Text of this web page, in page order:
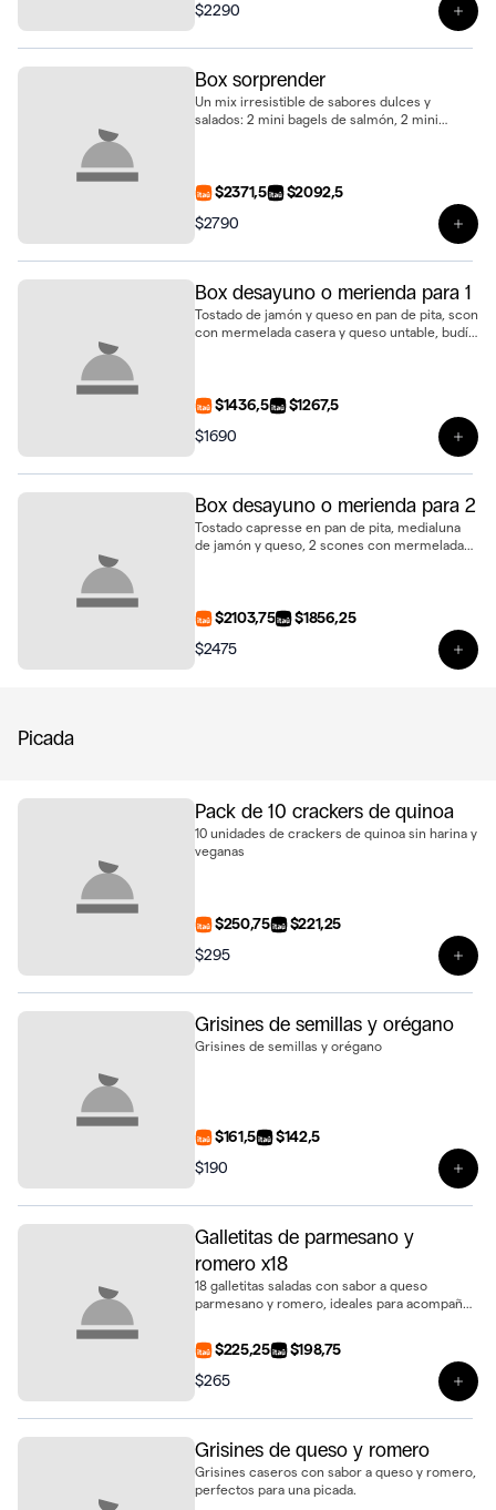
$2290
Ver
Box sorprender
Un mix irresistible de sabores dulces y
salados: 2 mini bagels de salmón, 2 mini
tomate, huevo duro y mayonesa, 2 mini
scones de queso, 2 bollos, 2 mini tartaletas de
limón y merengue, 2 budincitos de limón y
medianas, 2 brownies con dulce de leche y
de naranja natural
$2371,5
$2092,5
$2790
Ver
Box desayuno o merienda para 1
Tostado de jamón y queso en pan de pita, scon
con mermelada casera y queso untable, budín
$1436,5
$1267,5
$1690
Ver
Box desayuno o merienda para 2
Tostado capresse en pan de pita, medialuna
de jamón y queso, 2 scones con mermelada
$2103,75
$1856,25
$2475
Picada
Pack de 10 crackers de quinoa
10 unidades de crackers de quinoa sin harina y
veganas
$250,75
$221,25
$295
Grisines de semillas y orégano
Grisines de semillas y orégano
$161,5
$142,5
$190
Ver
Galletitas de parmesano y
romero x18
18 galletitas saladas con sabor a queso
parmesano y romero, ideales para acompañar
$225,25
$198,75
$265
Grisines de queso y romero
Grisines caseros con sabor a queso y romero,
perfectos para una picada.